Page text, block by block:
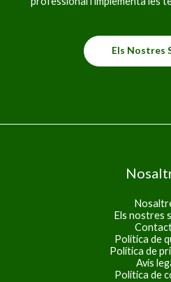
Els Nostres
Els nostres
Política de
Política de
Avís
Política de